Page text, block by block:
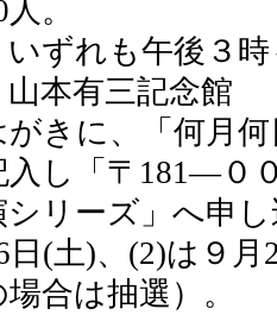
。
ずれも午後３時
本有三記念館
きに、「何月
入し「〒181―０
シリーズ」へ申
日(土)、(2)は９
合は抽選）。